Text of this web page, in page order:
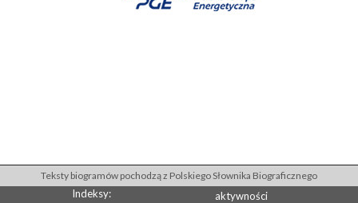
Teksty biogramów pochodzą z Polskiego Słownika Biograficznego
Indeksy:
aktywności